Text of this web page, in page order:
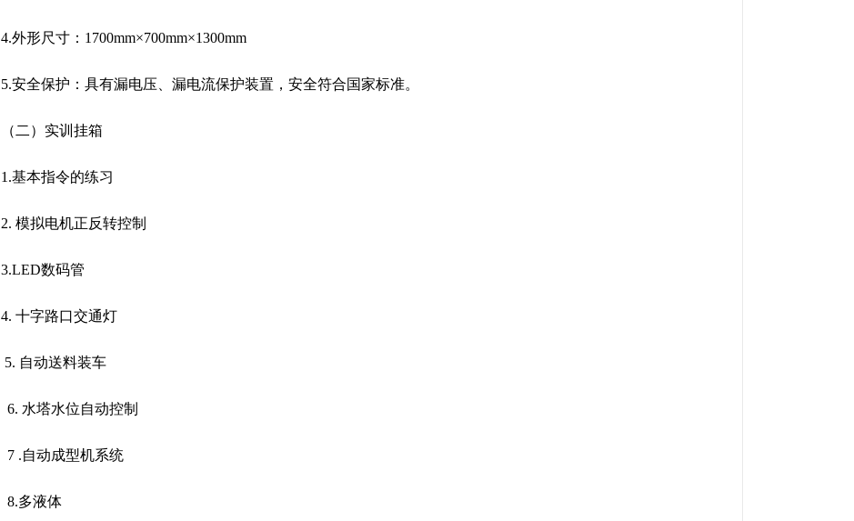
4.外形尺寸：1700mm×700mm×1300mm
5.安全保护：具有漏电压、漏电流保护装置，安全符合国家标准。
（二）实训挂箱
1.基本指令的练习
2. 模拟电机正反转控制
3.LED数码管
4. 十字路口交通灯
5. 自动送料装车
6. 水塔水位自动控制
7 .自动成型机系统
8.多液体